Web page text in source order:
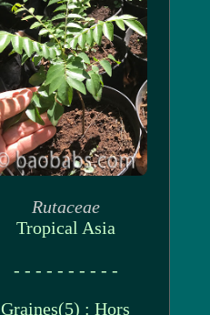
Rutaceae
Tropical Asia
- - - - - - - - - -
Graines(5) : Hors